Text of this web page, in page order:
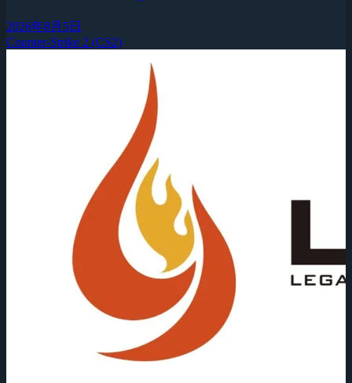
2026年8月5日
Counter-Strike 2 (CS2)